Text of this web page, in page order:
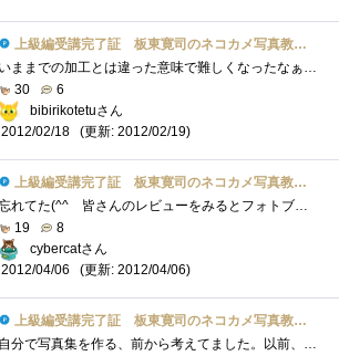
上級編受講完了証 板東寛司のネコカメ写真教室パート2
いままでの加工とは違った意味で難しくなったなぁラフかぁ・・・・仕事で一杯書いてるよwwwでもこれって色々な応用ができるかなぁと読みなが�...
30
6
bibirikotetuさん
2012/02/18
(更新: 2012/02/19)
上級編受講完了証 板東寛司のネコカメ写真教室パート2
忘れてた(^^ゞ皆さんのレビューをみるとフォトブックを創れるのは記念にはなるね。でもまず写真が程度上手くないとね。あと動くもの対象だと�...
19
8
cybercatさん
2012/04/06
(更新: 2012/04/06)
上級編受講完了証 板東寛司のネコカメ写真教室パート2
自分で写真集を作る、前から考えてました。以前、フリーペーパーの編集に携わっていたことがあり、出版に関して少々知識はあるものの、個人�...